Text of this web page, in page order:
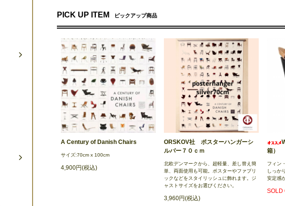
PICK UP ITEM ピックアップ商品
A Century of Danish Chairs
サイズ:70cm x 100cm
4,900円(税込)
ORSKOV社 ポスターハンガーシ
ルバー７０ｃｍ
北欧デンマークから、超軽量、差し替え簡
単、両面使用も可能。ポスターやファブリ
ックなどをスタイリッシュに飾れます。ジ
ャストサイズをお選びください。
3,960円(税込)
箱）
フィン
しっか
安定感
SOLD